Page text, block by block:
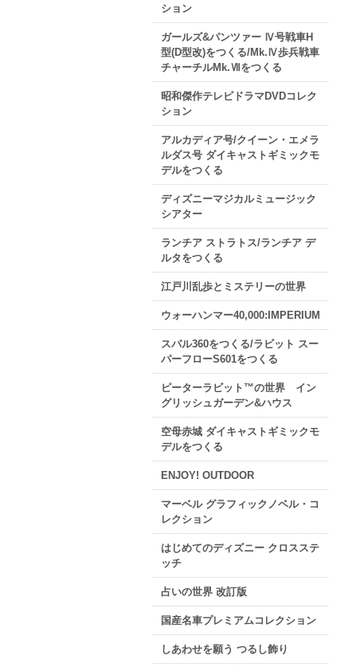
ション
ガールズ&パンツァー Ⅳ号戦車H
型(D型改)をつくる/Mk.Ⅳ歩兵戦車
チャーチルMk.Ⅶをつくる
昭和傑作テレビドラマDVDコレク
ション
アルカディア号/クイーン・エメラ
ルダス号 ダイキャストギミックモ
デルをつくる
ディズニーマジカルミュージック
シアター
ランチア ストラトス/ランチア デ
ルタをつくる
江戸川乱歩とミステリーの世界
ウォーハンマー40,000:IMPERIUM
スバル360をつくる/ラビット スー
パーフローS601をつくる
ピーターラビット™の世界 イン
グリッシュガーデン&ハウス
空母赤城 ダイキャストギミックモ
デルをつくる
ENJOY! OUTDOOR
マーベル グラフィックノベル・コ
レクション
はじめてのディズニー クロスステ
ッチ
占いの世界 改訂版
国産名車プレミアムコレクション
しあわせを願う つるし飾り